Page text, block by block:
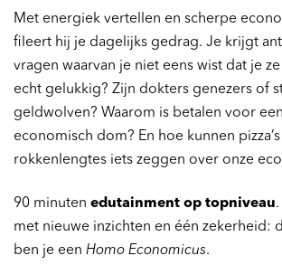
Met energiek vertellen en scherpe
fileert hij je dagelijks gedrag. Je krijgt
vragen waarvan je niet eens wist dat je
echt gelukkig? Zijn dokters genezers of
geldwolven? Waarom is betalen voor
economisch dom? En hoe kunnen
rokkenlengtes iets zeggen over onze
90 minuten edutainment op topniveau
met nieuwe inzichten en één zekerheid:
ben je een Homo Economicus.